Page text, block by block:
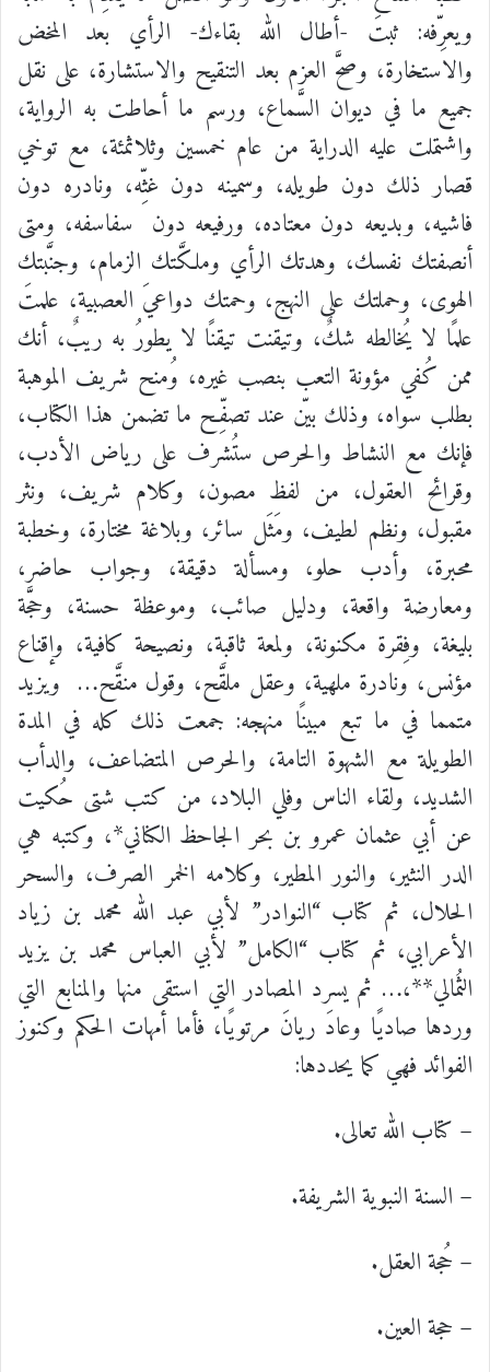
ويعرِّفه: ثبتَ -أطال الله بقاءك- الرأي بعد المخض
والاستخارة، وصحَّ العزم بعد التنقيح والاستشارة، على نقل
جميع ما في ديوان السَّماع، ورسم ما أحاطت به الرواية،
واشتملت عليه الدراية من عام خمسين وثلاثمئة، مع توخي
قصار ذلك دون طويله، وسمينه دون غثِّه، ونادره دون
فاشيه، وبديعه دون معتاده، ورفيعه دون سفاسفه، ومتى
أنصفتك نفسك، وهدتك الرأي وملكَّتك الزمام، وجنَّبتك
الهوى، وحملتك على النهج، وحمتك دواعيَ العصبية، علمتَ
علمًا لا يُخالطه شكٌ، وتيقنت تيقنًا لا يطورُ به ريبٌ، أنك
ممن كُفي مؤونة التعب بنصب غيره، وُمنح شريف الموهبة
بطلب سواه، وذلك بيّن عند تصفِّح ما تضمن هذا الكتاب،
فإنك مع النشاط والحرص ستُشرف على رياض الأدب،
وقرائح العقول، من لفظ مصون، وكلام شريف، ونثر
مقبول، ونظم لطيف، ومَثَل سائر، وبلاغة مختارة، وخطبة
محبرة، وأدب حلو، ومسألة دقيقة، وجواب حاضر،
ومعارضة واقعة، ودليل صائب، وموعظة حسنة، وحجَّة
بليغة، وفِقرة مكنونة، ولمعة ثاقبة، ونصيحة كافية، وإقناع
مؤنس، ونادرة ملهية، وعقل ملقَّح، وقول منقَّح… ويزيد
متمما في ما تبع مبينًا منهجه: جمعت ذلك كله في المدة
الطويلة مع الشهوة التامة، والحرص المتضاعف، والدأب
الشديد، ولقاء الناس وفلي البلاد، من كتب شتى حُكيت
عن أبي عثمان عمرو بن بحر الجاحظ الكناني*، وكتبه هي
الدر النثير، والنور المطير، وكلامه الخمر الصرف، والسحر
الحلال، ثم كتاب “النوادر” لأبي عبد الله محمد بن زياد
الأعرابي، ثم كتاب “الكامل” لأبي العباس محمد بن يزيد
الثُمالي**،… ثم يسرد المصادر التي استقى منها والمنابع التي
وردها صاديًا وعادَ ريانَ مرتويًا، فأما أمهات الحكم وكنوز
الفوائد فهي كما يحددها:
– كتاب الله تعالى.
– السنة النبوية الشريفة.
– حُجة العقل.
– حجة العين.